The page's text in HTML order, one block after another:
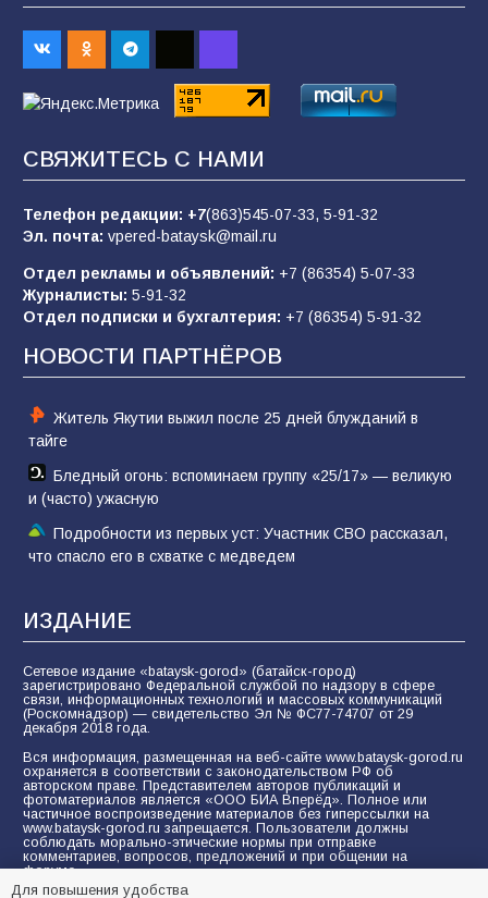
В детском саду № 35 дети освоили
строительные профессии в ходе
спортивного праздника
07.08.2026
«Слухами Москву не возьмёшь»: почему
заявления Киева о мобилизации — это
отчаяние, а не разведка
83 02.08.2026
Командовал боем до последнего: герой
60 05.08.2026
СВЯЖИТЕСЬ С НАМИ
Телефон редакции: +7(863)545-07-33, 5-91-32
Эл. почта: vpered-bataysk@mail.ru
Отдел рекламы и объявлений: +7 (86354) 5-07-33
Журналисты: 5-91-32
Отдел подписки и бухгалтерия: +7 (86354) 5-91-32
НОВОСТИ ПАРТНЁРОВ
Житель Якутии выжил после 25 дней блужданий в
тайге
Бледный огонь: вспоминаем группу «25/17» — великую
и (часто) ужасную
Подробности из первых уст: Участник СВО рассказал,
что спасло его в схватке с медведем
ИЗДАНИЕ
Сетевое издание «bataysk-gorod» (батайск-город)
зарегистрировано Федеральной службой по надзору в сфере
связи, информационных технологий и массовых коммуникаций
(Роскомнадзор) — свидетельство Эл № ФС77-74707 от 29
декабря 2018 года.
Вся информация, размещенная на веб-сайте www.bataysk-gorod.ru
охраняется в соответствии с законодательством РФ об
авторском праве. Представителем авторов публикаций и
фотоматериалов является «ООО БИА Вперёд». Полное или
частичное воспроизведение материалов без гиперссылки на
www.bataysk-gorod.ru запрещается. Пользователи должны
соблюдать морально-этические нормы при отправке
комментариев, вопросов, предложений и при общении на
форуме.
Для повышения удобства